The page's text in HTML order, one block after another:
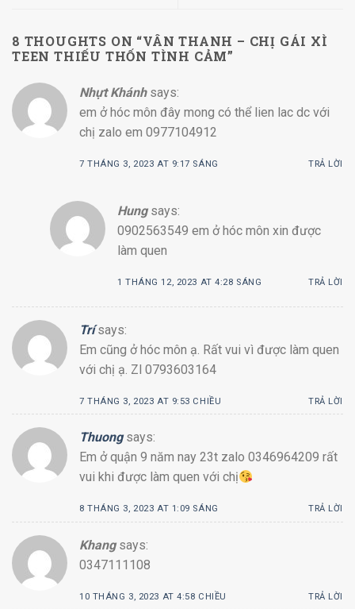
8 THOUGHTS ON “VÂN THANH – CHỊ GÁI XÌ
TEEN THIẾU THỐN TÌNH CẢM”
Nhựt Khánh says:
em ở hóc môn đây mong có thể lien lac dc với
chị zalo em 0977104912
7 THÁNG 3, 2023 AT 9:17 SÁNG TRẢ LỜI
Hung says:
0902563549 em ở hóc môn xin được
làm quen
1 THÁNG 12, 2023 AT 4:28 SÁNG TRẢ LỜI
Trí says:
Em cũng ở hóc môn ạ. Rất vui vì được làm quen
với chị ạ. Zl 0793603164
7 THÁNG 3, 2023 AT 9:53 CHIỀU TRẢ LỜI
Thuong says:
Em ở quận 9 năm nay 23t zalo 0346964209 rất
vui khi được làm quen với chị
8 THÁNG 3, 2023 AT 1:09 SÁNG TRẢ LỜI
Khang says:
0347111108
10 THÁNG 3, 2023 AT 4:58 CHIỀU TRẢ LỜI